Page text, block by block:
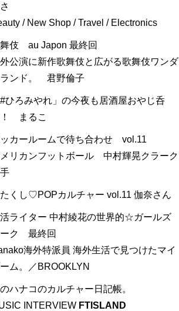
/ New Shop / Travel / Electronics
伎 au Japon 最終回
公演に新作歌舞伎と広がる歌舞伎ワンダ
ンド。 君野倫子
#ひろみやれ」の今夜も居酒屋おやじ呑
まるこ
ッカールームで待ち合わせ vol.11
リカンフットボール 中村輝晃クラーク
くし♡POPカルチャー vol.11 伽奈さん
ライター 中村綾花の世界的☆ガールズ
ーク 最終回
海外特派員 海外生活で見つけたマイ
ム。／BROOKLYN
ハナコのカルチャー日記帳。
INTERVIEW FTISLAND